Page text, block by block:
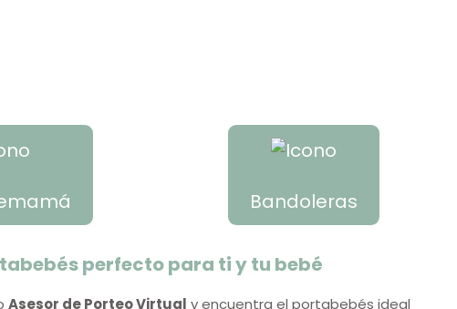
Bandoleras
perfecto para ti y tu bebé
Asesor de Porteo Virtual y encuentra el portabebés ideal